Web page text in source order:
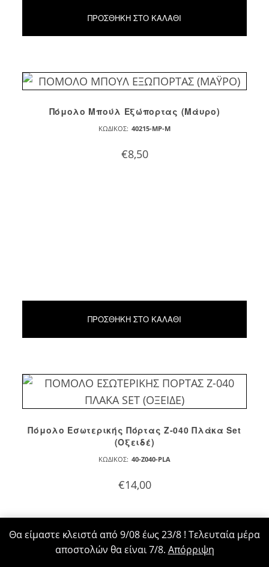
ΠΡΟΣΘΉΚΗ ΣΤΟ ΚΑΛΆΘΙ
Πόμολο Μπούλ Eξώπορτας (Μάυρο)
ΚΩΔΙΚΌΣ: 40215-MP-M
€8,50
ΠΡΟΣΘΉΚΗ ΣΤΟ ΚΑΛΆΘΙ
Πόμολο Εσωτερικής Πόρτας Z-040 Πλάκα Set
(Οξειδέ)
ΚΩΔΙΚΌΣ: 40-Z040-PLA
€14,00
Θα είμαστε κλειστά από 9/08 έως 23/8 ! Τελευταία μέρα
αποστολών θα είναι 7/8. Απόρριψη